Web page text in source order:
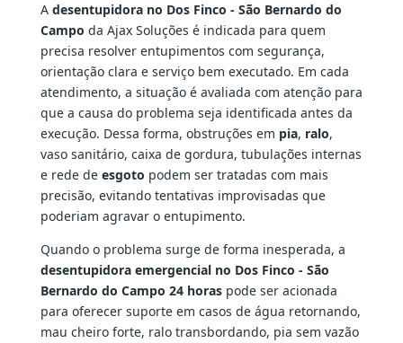
A desentupidora no Dos Finco - São Bernardo do
Campo da Ajax Soluções é indicada para quem
precisa resolver entupimentos com segurança,
orientação clara e serviço bem executado. Em cada
atendimento, a situação é avaliada com atenção para
que a causa do problema seja identificada antes da
execução. Dessa forma, obstruções em pia, ralo,
vaso sanitário, caixa de gordura, tubulações internas
e rede de esgoto podem ser tratadas com mais
precisão, evitando tentativas improvisadas que
poderiam agravar o entupimento.
Quando o problema surge de forma inesperada, a
desentupidora emergencial no Dos Finco - São
Bernardo do Campo 24 horaspode ser acionada
para oferecer suporte em casos de água retornando,
mau cheiro forte, ralo transbordando, pia sem vazão